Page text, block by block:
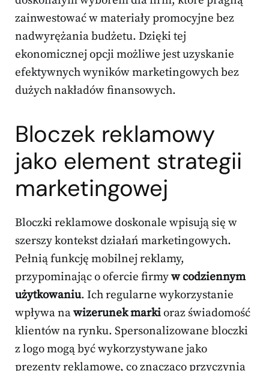
zainwestować w materiały promocyjne bez
nadwyrężania budżetu. Dzięki tej
ekonomicznej opcji możliwe jest uzyskanie
efektywnych wyników marketingowych bez
dużych nakładów finansowych.
Bloczek reklamowy
jako element strategii
marketingowej
Bloczki reklamowe doskonale wpisują się w
szerszy kontekst działań marketingowych.
Pełnią funkcję mobilnej reklamy,
przypominając o ofercie firmyw codziennym
użytkowaniu. Ich regularne wykorzystanie
wpływa nawizerunek markioraz świadomość
klientów na rynku. Spersonalizowane bloczki
z logo mogą być wykorzystywane jako
prezenty reklamowe, co znacząco przyczynia